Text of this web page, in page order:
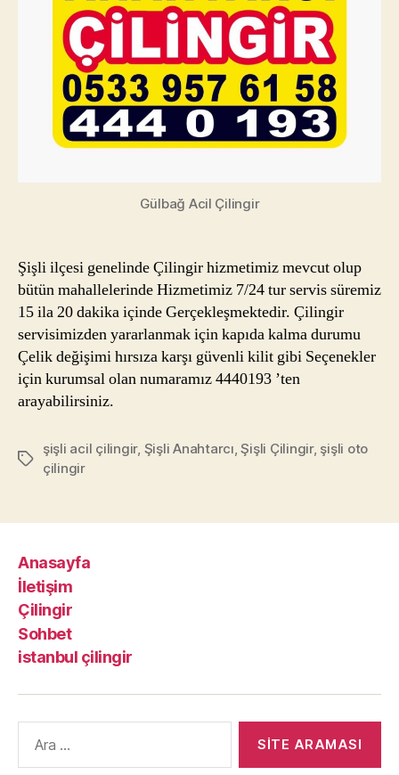
Gülbağ Acil Çilingir
Şişli ilçesi genelinde Çilingir hizmetimiz mevcut olup
bütün mahallelerinde Hizmetimiz 7/24 tur servis süremiz
15 ila 20 dakika içinde Gerçekleşmektedir. Çilingir
servisimizden yararlanmak için kapıda kalma durumu
Çelik değişimi hırsıza karşı güvenli kilit gibi Seçenekler
için kurumsal olan numaramız 4440193 ’ten
arayabilirsiniz.
Etiketler
şişli acil çilingir, Şişli Anahtarcı ,Şişli Çilingir, şişli oto
çilingir
Anasayfa
İletişim
Çilingir
Sohbet
istanbul çilingir
yap: